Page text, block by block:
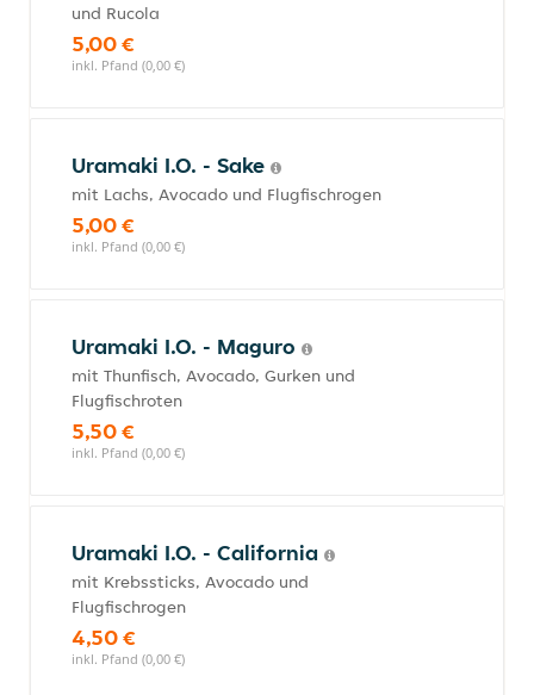
und Rucola
5,00 €
inkl. Pfand (0,00 €)
Uramaki I.O. - Sake
mit Lachs, Avocado und Flugfischrogen
5,00 €
inkl. Pfand (0,00 €)
Uramaki I.O. - Maguro
mit Thunfisch, Avocado, Gurken und
Flugfischroten
5,50 €
inkl. Pfand (0,00 €)
Uramaki I.O. - California
mit Krebssticks, Avocado und
Flugfischrogen
4,50 €
inkl. Pfand (0,00 €)